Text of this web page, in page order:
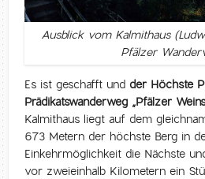
Ausblick vom Kalmithaus
Pfälzer
Es ist geschafft undder Höchste
Prädikatswanderweg „Pfälzer
Kalmithaus liegt auf dem
673 Metern der höchste Berg in
Einkehrmöglichkeit die Nächste
vor zweieinhalb Kilometern ein